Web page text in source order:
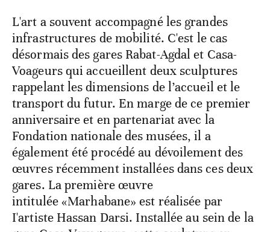
L'art a souvent accompagné les grandes
infrastructures de mobilité. C'est le cas
désormais des gares Rabat-Agdal et Casa-
Voageurs qui accueillent deux sculptures
rappelant les dimensions de l’accueil et le
transport du futur. En marge de ce premier
anniversaire et en partenariat avec la
Fondation nationale des musées, il a
également été procédé au dévoilement des
œuvres récemment installées dans ces deux
gares. La première œuvre
intitulée «Marhabane» est réalisée par
I'artiste Hassan Darsi. Installée au sein de la